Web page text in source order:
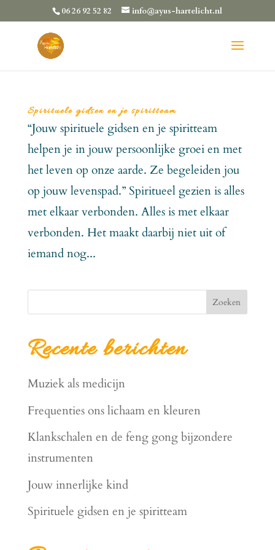
06 26 92 52 82 info@ayus-hartelicht.nl
Spirituele gidsen en je spiritteam
“Jouw spirituele gidsen en je spiritteam
helpen je in jouw persoonlijke groei en met
het leven op onze aarde. Ze begeleiden jou
op jouw levenspad.” Spiritueel gezien is alles
met elkaar verbonden. Alles is met elkaar
verbonden. Het maakt daarbij niet uit of
iemand nog...
Zoeken
Recente berichten
Muziek als medicijn
Frequenties ons lichaam en kleuren
Klankschalen en de feng gong bijzondere
instrumenten
Jouw innerlijke kind
Spirituele gidsen en je spiritteam